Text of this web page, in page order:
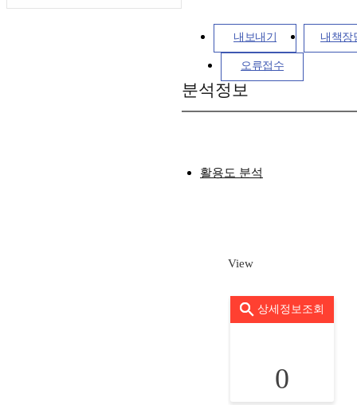
내보내기 내책장
오류접수
분석정보
활용도 분석
View
상세정보조회
0